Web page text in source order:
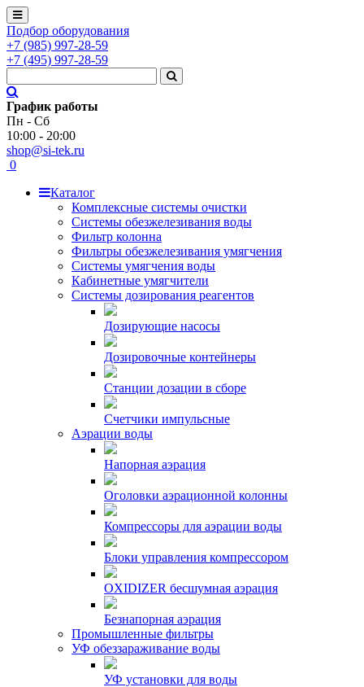
Подбор оборудования
+7 (985) 997-28-59
+7 (495) 997-28-59
График работы
Пн - Сб
10:00 - 20:00
shop@si-tek.ru
0
Каталог
Комплексные системы очистки
Системы обезжелезивания воды
Фильтр колонна
Фильтры обезжелезивания умягчения
Системы умягчения воды
Кабинетные умягчители
Системы дозирования реагентов
Дозирующие насосы
Дозировочные контейнеры
Станции дозации в сборе
Счетчики импульсные
Аэрации воды
Напорная аэрация
Оголовки аэрационной колонны
Компрессоры для аэрации воды
Блоки управления компрессором
OXIDIZER бесшумная аэрация
Безнапорная аэрация
Промышленные фильтры
УФ обеззараживание воды
УФ установки для воды